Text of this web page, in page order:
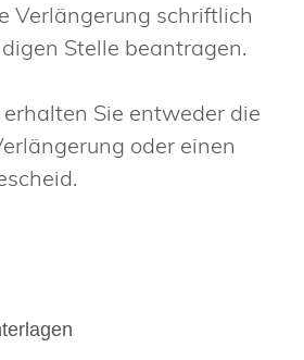
Verlängerung schriftlich
Stelle beantragen.
Sie entweder die
oder einen